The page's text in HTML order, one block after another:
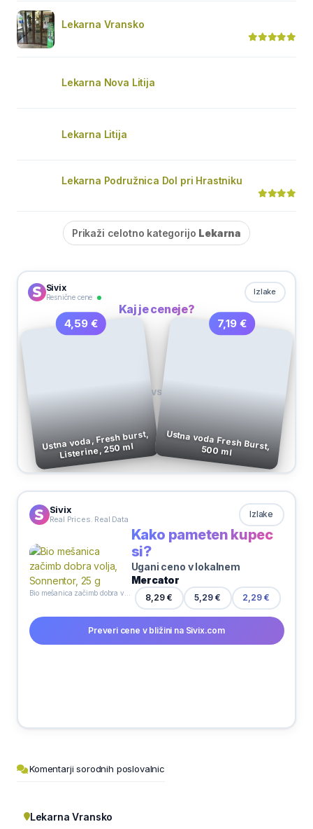
Lekarna Vransko
Lekarna Nova Litija
Lekarna Litija
Lekarna Podružnica Dol pri Hrastniku
Prikaži celotno kategorijo Lekarna
Sivix
Resnične cene
Izlake
Kaj je ceneje?
4,59 €
Ustna voda, Fresh burst,
Listerine, 250 ml
VS
7,19 €
Ustna voda Fresh Burst,
500 ml
Sivix
Real Prices. Real Data Izlake
Kako pameten kupec
si?
Ugani ceno v lokalnem
Mercator
8,29 € 5,29 € 2,29 €
Preveri cene v bližini na Sivix.com
Komentarji sorodnih poslovalnic
Lekarna Vransko